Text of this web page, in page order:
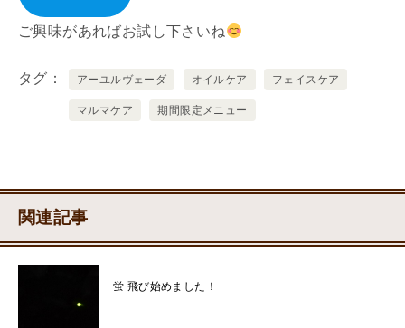
ご興味があればお試し下さいね
タグ アーユルヴェーダ オイルケア フェイスケア
マルマケア 期間限定メニュー
関連記事
蛍 飛び始めました！